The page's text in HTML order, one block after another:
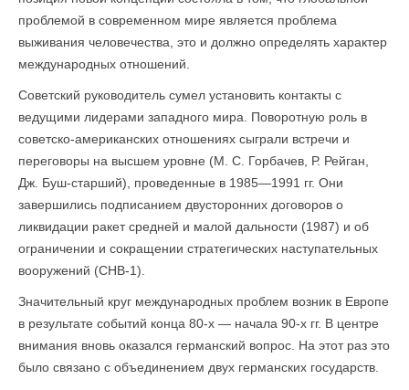
проблемой в современном мире является проблема
выживания человечества, это и должно определять характер
международных отношений.
Советский руководитель сумел установить контакты с
ведущими лидерами западного мира. Поворотную роль в
советско-американских отношениях сыграли встречи и
переговоры на высшем уровне (М. С. Горбачев, Р. Рейган,
Дж. Буш-старший), проведенные в 1985—1991 гг. Они
завершились подписанием двусторонних договоров о
ликвидации ракет средней и малой дальности (1987) и об
ограничении и сокращении стратегических наступательных
вооружений (СНВ-1).
Значительный круг международных проблем возник в Европе
в результате событий конца 80-х — начала 90-х гг. В центре
внимания вновь оказался германский вопрос. На этот раз это
было связано с объединением двух германских государств.